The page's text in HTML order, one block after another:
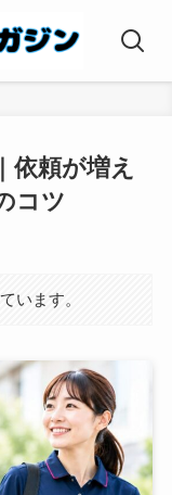
依頼が増え
コツ
います。